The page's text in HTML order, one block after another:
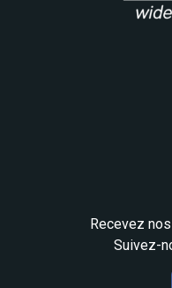
Recevez
Suivez-